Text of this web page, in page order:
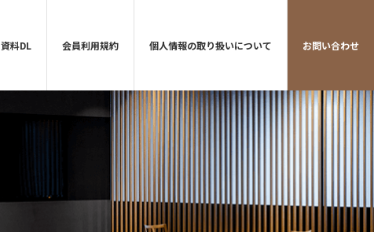
資料DL 会員利用規約 個人情報の取り扱いについて お問い合わせ